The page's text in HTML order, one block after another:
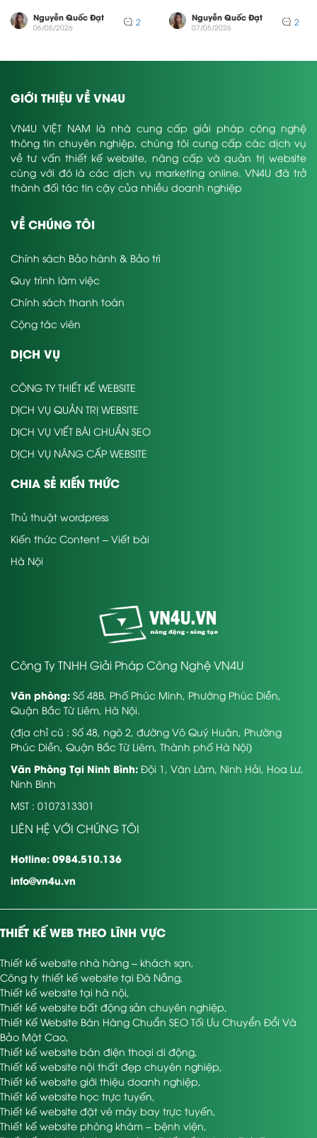
không đạt...
Nguyễn Quốc Đạt
06/05/2026 2
kết trỏ...Nguyễn Quốc Đạt
07/05/2026 2
GIỚI THIỆU VỀ VN4U
VN4U VIỆT NAM là nhà cung cấp giải pháp công nghệ
thông tin chuyên nghiệp, chúng tôi cung cấp các dịch vụ
về tư vấn thiết kế website, nâng cấp và quản trị website
cùng với đó là các dịch vụ marketing online. VN4U đã trở
thành đối tác tin cậy của nhiều doanh nghiệp
VỀ CHÚNG TÔI
Chính sách Bảo hành & Bảo trì
Quy trình làm việc
Chính sách thanh toán
Cộng tác viên
DỊCH VỤ
CÔNG TY THIẾT KẾ WEBSITE
DỊCH VỤ QUẢN TRỊ WEBSITE
DỊCH VỤ VIẾT BÀI CHUẨN SEO
DỊCH VỤ NÂNG CẤP WEBSITE
CHIA SẺ KIẾN THỨC
Thủ thuật wordpress
Kiến thức Content – Viết bài
Hà Nội
Công Ty TNHH Giải Pháp Công Nghệ VN4U
Văn phòng: Số 48B, Phố Phúc Minh, Phường Phúc Diễn,
Quận Bắc Từ Liêm, Hà Nội.
(địa chỉ cũ : Số 48, ngõ 2, đường Võ Quý Huân, Phường
Phúc Diễn, Quận Bắc Từ Liêm, Thành phố Hà Nội)
Văn Phòng Tại Ninh Bình: Đội 1, Văn Lâm, Ninh Hải, Hoa Lư,
Ninh Bình
MST : 0107313301
LIÊN HỆ VỚI CHÚNG TÔI
Hotline: 0984.510.136
info@vn4u.vn
THIẾT KẾ WEB THEO LĨNH VỰC
Thiết kế website nhà hàng – khách sạn
Công ty thiết kế website tại Đà Nẵng
Thiết kế website tại hà nội
Thiết kế website bất động sản chuyên nghiệp
Thiết Kế Website Bán Hàng Chuẩn SEO Tối Ưu Chuyển Đổi Và
Bảo Mật Cao
Thiết kế website bán điện thoại di động
Thiết kế website nội thất đẹp chuyên nghiệp
Thiết kế website giới thiệu doanh nghiệp
Thiết kế website học trực tuyến
Thiết kế website đặt vé máy bay trực tuyến
Thiết kế website phòng khám – bệnh viện